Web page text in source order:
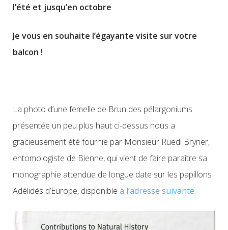
l’été et jusqu’en octobre.
Je vous en souhaite l’égayante visite sur votre
balcon !
La photo d’une femelle de Brun des pélargoniums
présentée un peu plus haut ci-dessus nous a
gracieusement été fournie par Monsieur Ruedi Bryner,
entomologiste de Bienne, qui vient de faire paraître sa
monographie attendue de longue date sur les papillons
Adélidés d’Europe, disponible à l’adresse suivante.